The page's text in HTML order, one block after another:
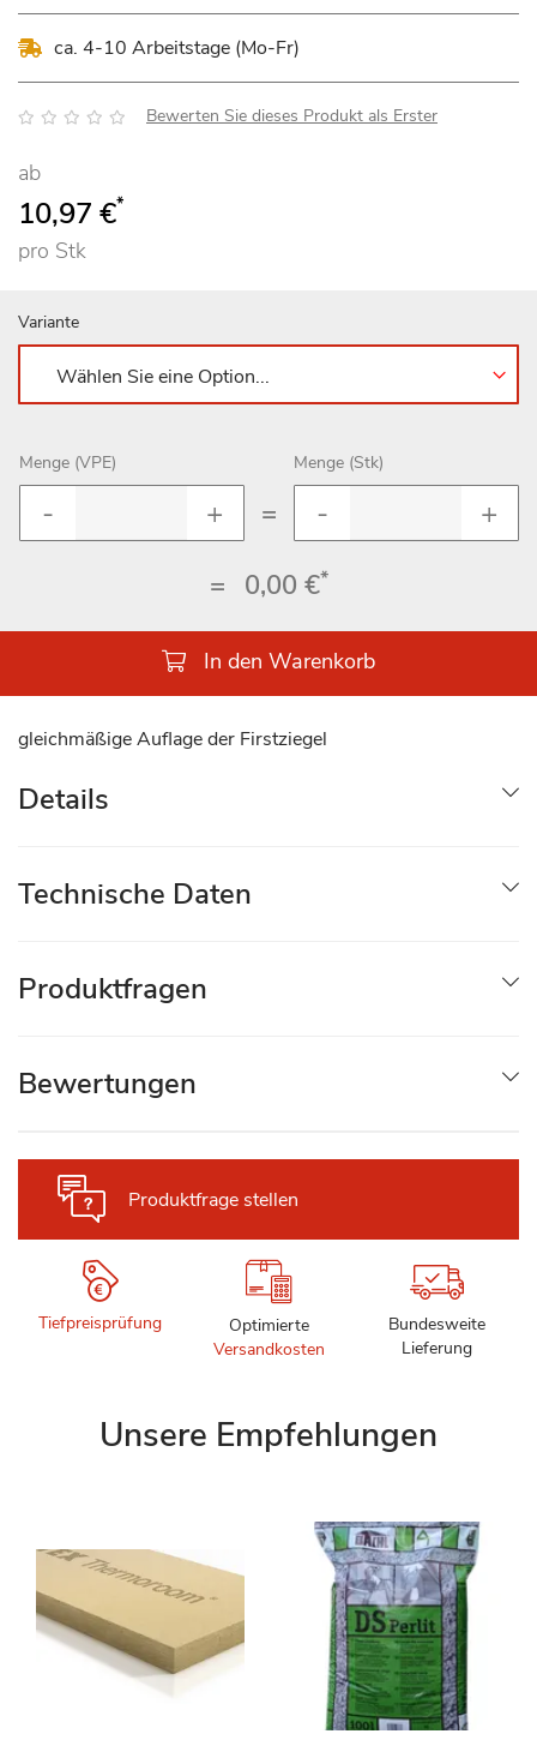
ca. 4-10 Arbeitstage (Mo-Fr)
Bewertung: Bewerten Sie dieses Produkt als Erster
ab
10,97 €*
pro Stk
Variante
Menge (VPE)
=
Menge (Stk)
= 0,00 €*
In den Warenkorb
gleichmäßige Auflage der Firstziegel
Produktfrage stellen
Tiefpreisprüfung
Optimierte
Versandkosten
Bundesweite
Lieferung
Details
Technische Daten
Produktfragen
Bewertungen
Unsere Empfehlungen